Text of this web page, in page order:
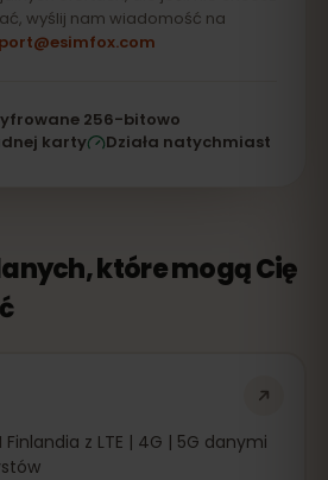
wyślij nam wiadomość na
256-bitowo
karty
Działa natychmiast
które mogą Cię
Finlandia z LTE | 4G | 5G danymi